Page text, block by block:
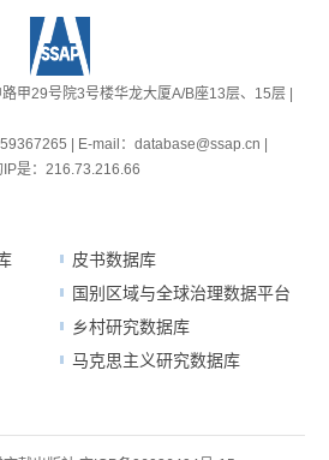
甲29号院3号楼华龙大厦A/B座13层、15层 |
| E-mail：database@ssap.cn |
是： 216.73.216.66
皮书数据库
国别区域与全球治理数据平台
乡村研究数据库
马克思主义研究数据库